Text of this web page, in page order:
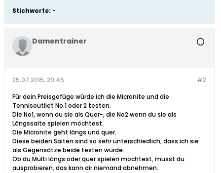
Stichworte: -
Damentrainer
#2
25.07.2015, 20:45
Für dein Preisgefüge würde ich die Micronite und die
Tennisoutliet No.1 oder 2 testen.
Die No1, wenn du sie als Quer-, die No2 wenn du sie als
Längssaite spielen möchtest.
Die Micronite geht längs und quer.
Diese beiden Saiten sind so sehr unterschiedlich, dass ich sie
als Gegensätze beide testen würde.
Ob du Multi längs oder quer spielen möchtest, musst du
ausprobieren, das kann dir niemand abnehmen.